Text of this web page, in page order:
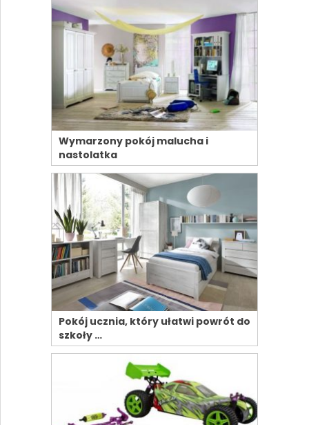
Wymarzony pokój malucha i
nastolatka
Pokój ucznia, który ułatwi powrót do
szkoły …